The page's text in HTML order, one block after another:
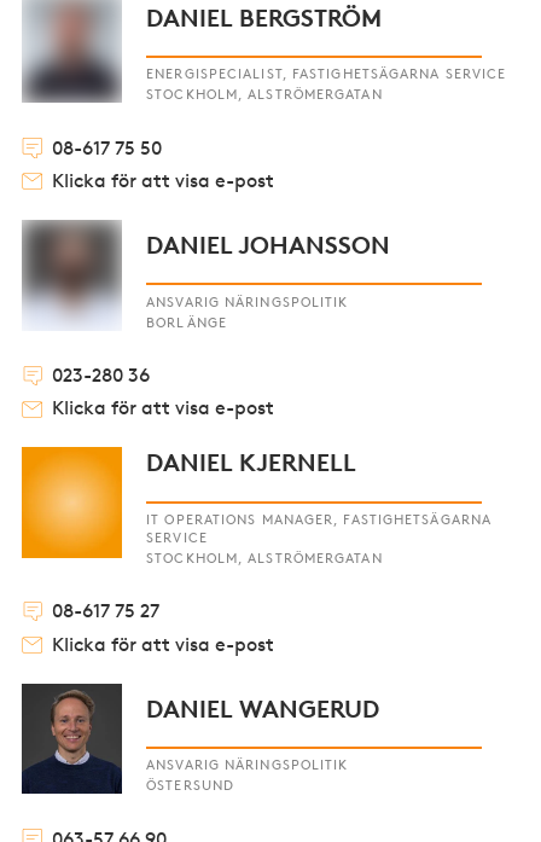
DANIEL BERGSTRÖM
ENERGISPECIALIST, FASTIGHETSÄGARNA SERVICE
STOCKHOLM, ALSTRÖMERGATAN
08-617 75 50
Klicka för att visa e-post
DANIEL JOHANSSON
ANSVARIG NÄRINGSPOLITIK
BORLÄNGE
023-280 36
Klicka för att visa e-post
DANIEL KJERNELL
IT OPERATIONS MANAGER, FASTIGHETSÄGARNA
SERVICE
STOCKHOLM, ALSTRÖMERGATAN
08-617 75 27
Klicka för att visa e-post
DANIEL WANGERUD
ANSVARIG NÄRINGSPOLITIK
ÖSTERSUND